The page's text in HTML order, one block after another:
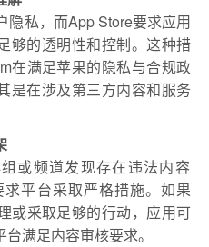
隐私，而App Store要求应用
够的透明性和控制。这种措
在满足苹果的隐私与合规政
是在涉及第三方内容和服务
或频道发现存在违法内容
求平台采取严格措施。如果
或采取足够的行动，应用可
满足内容审核要求。